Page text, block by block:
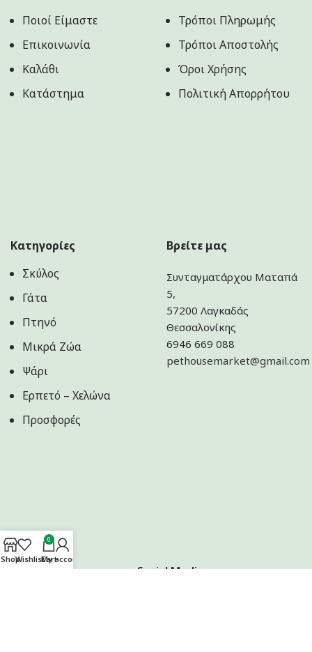
Ποιοί Είμαστε
Επικοινωνία
Καλάθι
Κατάστημα
Τρόποι Πληρωμής
Τρόποι Αποστολής
Όροι Χρήσης
Πολιτική Aπορρήτου
Κατηγορίες
Σκύλος
Γάτα
Πτηνό
Μικρά Ζώα
Ψάρι
Ερπετό – Χελώνα
Προσφορές
Βρείτε μας
Συνταγματάρχου Ματαπά
5,
57200 Λαγκαδάς
Θεσσαλονίκης
6946 669 088
pethousemarket@gmail.com
Ακολουθήστε μας στα Social Media
ShopWishlist
0
Cart
My account